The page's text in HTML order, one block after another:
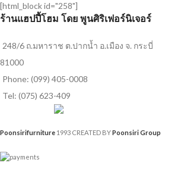
[html_block id="258"]
ร้านแฮปปี้โฮม โดย พูนศิริเฟอร์นิเจอร์
248/6 ถ.มหาราช ต.ปากน้ำ อ.เมือง จ. กระบี่
81000
Phone: (099) 405-0008
Tel: (075) 623-409
Poonsirifurniture 1993 CREATED BYPoonsiri Group